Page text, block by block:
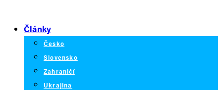
Články
Česko
Slovensko
Zahraničí
Ukrajina